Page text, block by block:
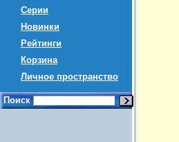
Серии
Новинки
Рейтинги
Корзина
Личное пространство
Поиск